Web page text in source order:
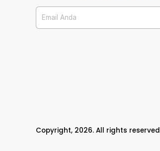
Email Anda
Copyright, 2026. All rights reserved